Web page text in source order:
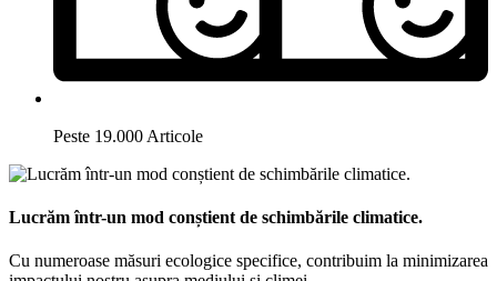
Peste 19.000 Articole
Lucrăm într-un mod conștient de schimbările climatice.
Cu numeroase măsuri ecologice specifice, contribuim la minimizarea